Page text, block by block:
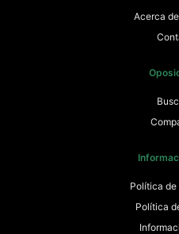
Acerca
Política
Política